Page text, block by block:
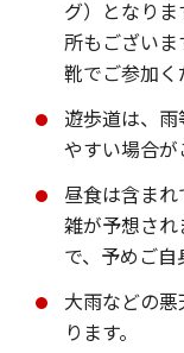
グ）となり
所もございま
靴でご参加く
遊歩道は、
やすい場合が
昼食は含ま
雑が予想さ
で、予めご自
大雨などの
ります。